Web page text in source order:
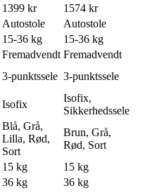
1399 kr
1574 kr
Autostole
Autostole
15-36 kg
15-36 kg
Fremadvendt Fremadvendt
3-punktssele 3-punktssele
Isofix
Isofix,
Sikkerhedssele
Blå, Grå,
Lilla, Rød,
Sort
Brun, Grå,
Rød, Sort
15 kg
15 kg
36 kg
36 kg